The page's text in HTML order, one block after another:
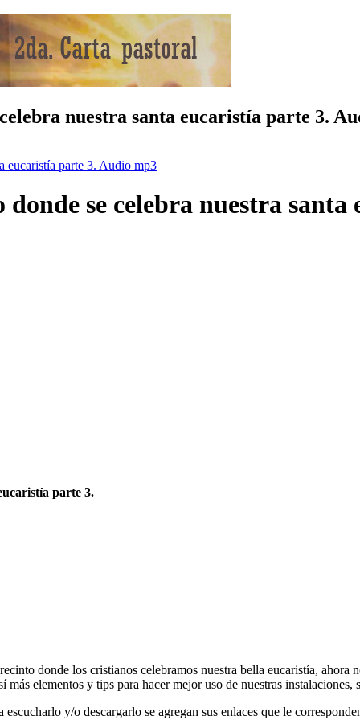
nuestra santa eucaristía parte 3.
eucaristía parte 3. Audio mp3
donde se celebra nuestra
parte 3.
donde los cristianos celebramos nuestra bella eucaristía,
elementos y tips para hacer mejor uso de nuestras
y/o descargarlo se agregan sus enlaces que le